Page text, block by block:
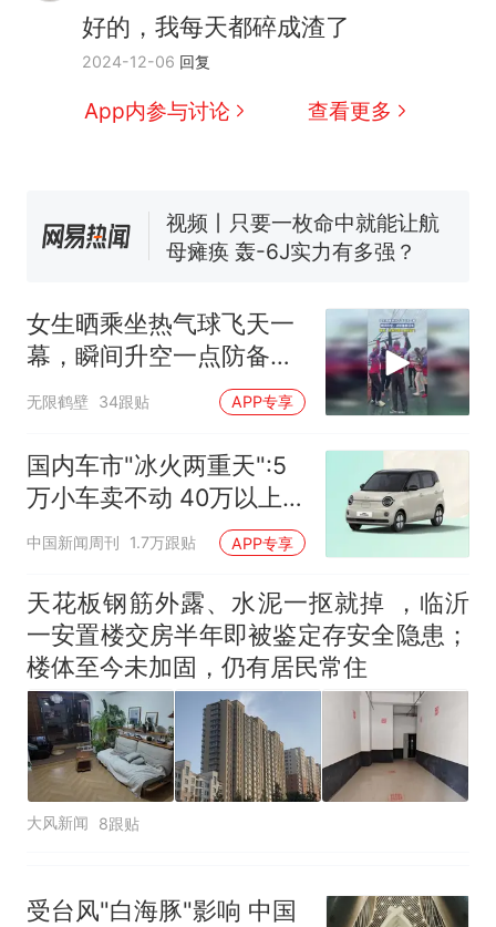
好的，我每天都碎成渣了
2024-12-06 回复
App内参与讨论 查看更多
热
十多万人报名的考试，成绩
全部作废，公平么？
新 全球唯一没有法定首都的国
视频丨只要一枚命中就能让航
母瘫痪 轰-6J实力有多强？
电力部门回应
大雨将至一家老小6分钟抢收完
1千斤稻谷
十多万人报名的考试，成绩
女生晒乘坐热气球飞天一
幕，瞬间升空一点防备都
没有
无限鹤壁 34跟贴 APP专享
国内车市"冰火两重天":5
万小车卖不动 40万以上
的抢购
中国新闻周刊 1.7万跟贴 APP专享
天花板钢筋外露、水泥一抠就掉 ，临沂
一安置楼交房半年即被鉴定存安全隐患；
楼体至今未加固，仍有居民常住
大风新闻 8跟贴
受台风"白海豚"影响 中国